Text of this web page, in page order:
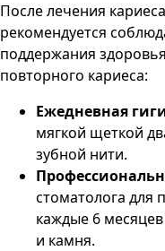
После лечения
рекомендуется
поддержания
повторного кариеса:
Ежедневная
мягкой щеткой
зубной нити.
стоматолога для
каждые 6
и камня.